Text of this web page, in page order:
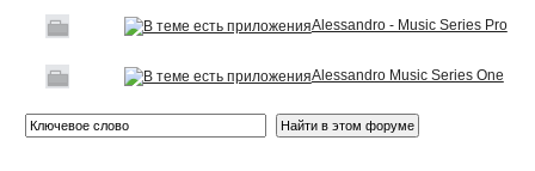
Alessandro - Music Series Pro
Alessandro Music Series One